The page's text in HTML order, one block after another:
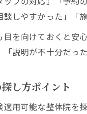
しやすかった」「
を向けておくと安心
「説明が不十分だ
し方ポイント
用可能な整体院を